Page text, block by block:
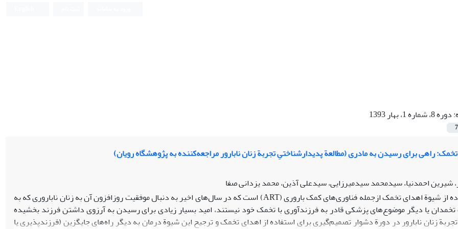
دوره 8، شماره 1، بهار 1393
7
راهی برای رسیدن به مادری (مطالعة پدیدارشناختیِ تجربة زنان نابارور مراجعه‌کننده به پژوهشگاه رویان)
شیرین احمدنیا، سیدمحمد سیدمیرزایی، سیدعلی آذین، محمد یزدانی صفا
استفاده از شیوة اهدای تخمک ازجمله فناوری‌های کمک ‌باروری (ART) است که در سال‌های اخیر به دنبال موفقیت روزافزون آن به زنان ناباروری که به
یا دیگر موضوع‌های پزشکی قادر به فرزندآوری با تخمک خود نیستند، امید بسیار زیادی برای رسیدن به آرزوی داشتن فرزند بخشیده
زنان نابارور در دورة دشوار تصمیم‌گیری برای استفاده از اهدای تخمک و ترجیح این شیوة درمان به دیگر راه‌های جایگزین (فرزندپذیری یا